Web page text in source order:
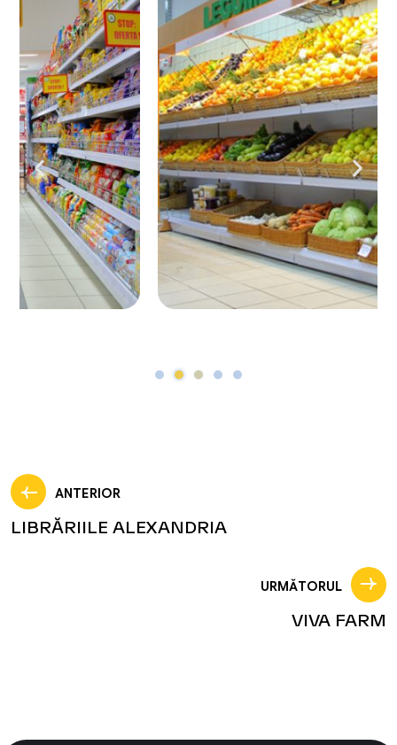
ANTERIOR
LIBRĂRIILE ALEXANDRIA
URMĂTORUL
VIVA FARM